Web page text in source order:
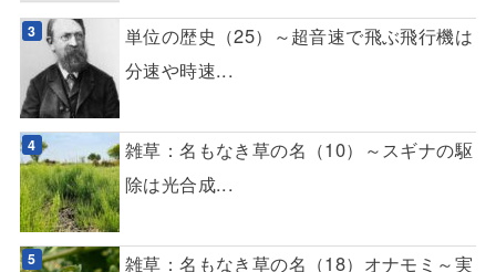
単位の歴史（25）～超音速で飛ぶ飛行機は
分速や時速...
雑草：名もなき草の名（10）～スギナの駆
除は光合成...
雑草：名もなき草の名（18）オナモミ～実